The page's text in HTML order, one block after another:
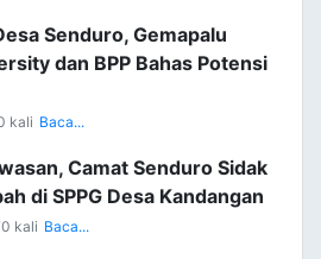
Senduro, Gemapalu
dan BPP Bahas Potensi
kali Baca...
Camat Senduro Sidak
di SPPG Desa Kandangan
kali Baca...